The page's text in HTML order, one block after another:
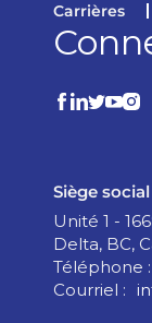
Carrières
Siège
Unité 1 -
Delta, BC,
Téléphone :
Courriel :